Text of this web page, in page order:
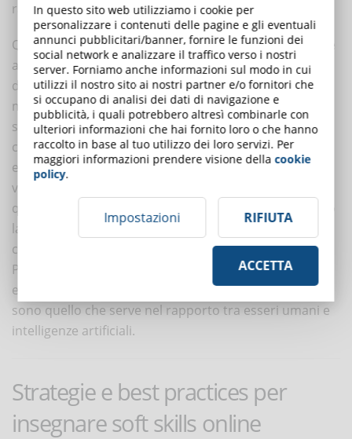
raggiungere i propri obiettivi strategici.
Queste non si applicano soltanto alle interazioni con le
altre persone. Il pensiero critico è essenziale – e lo
diventerà sempre di più, anche nell’interazione con la
macchina. Che l’intelligenza artificiale possa aiutare a
svolgere compiti ripetitivi e progressivamente più
complessi è un fatto. Che i suoi risultati debbano
essere presi con beneficio di inventario è altrettanto
vero. L’
questo: la macchina che realizza e sottopone il proprio
lavoro all’umano, che sa come valutare il suo
contributo e quali sono i limiti di questa confidenza.
Pensiero critico e competenze specifiche sono
essenziali per questo: soft skills e hard skills insieme
sono quello che serve nel rapporto tra esseri umani e
intelligenze artificiali.
Strategie e best practices per
insegnare soft skills online
In questo sito web utilizziamo i cookie per
personalizzare i contenuti delle pagine e gli eventuali
annunci pubblicitari/banner, fornire le funzioni dei
social network e analizzare il traffico verso i nostri
server. Forniamo anche informazioni sul modo in cui
utilizzi il nostro sito ai nostri partner e/o fornitori che
si occupano di analisi dei dati di navigazione e
pubblicità, i quali potrebbero altresì combinarle con
ulteriori informazioni che hai fornito loro o che hanno
raccolto in base al tuo utilizzo dei loro servizi. Per
maggiori informazioni prendere visione dellacookie
policy.
Impostazioni RIFIUTA
ACCETTA